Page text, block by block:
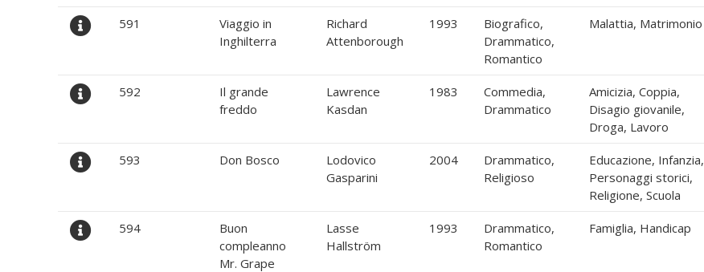
591
Viaggio in
Inghilterra
Richard
Attenborough
1993
Biografico,
Drammatico,
Romantico
Malattia, Matrimonio
592
Il grande
freddo
Lawrence
Kasdan
1983
Commedia,
Drammatico
Amicizia, Coppia,
Disagio giovanile,
Droga, Lavoro
593 Don Bosco
Lodovico
Gasparini
2004
Drammatico,
Religioso
Educazione, Infanzia,
Personaggi storici,
Religione, Scuola
594
Buon
compleanno
Mr. Grape
Lasse
Hallström
1993
Drammatico,
Romantico
Famiglia, Handicap